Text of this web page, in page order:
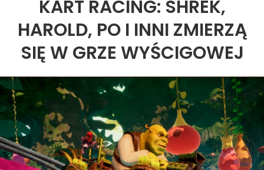
KART RACING: SHREK,
HAROLD, PO I INNI ZMIERZĄ
SIĘ W GRZE WYŚCIGOWEJ